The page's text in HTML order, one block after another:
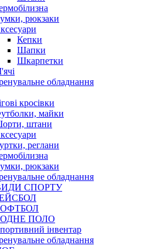
рюкзаки
Кепки
Шапки
Шкарпетки
обладнання
кросівки
майки
штани
реглани
рюкзаки
обладнання
СПОРТУ
ПОЛО
інвентар
обладнання